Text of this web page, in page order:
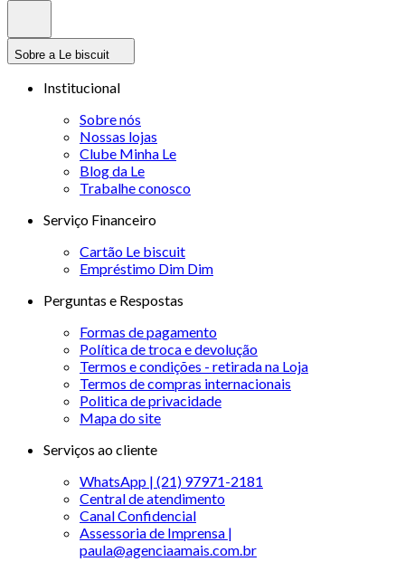
Sobre a Le biscuit
Institucional
Sobre nós
Nossas lojas
Clube Minha Le
Blog da Le
Trabalhe conosco
Serviço Financeiro
Cartão Le biscuit
Empréstimo Dim Dim
Perguntas e Respostas
Formas de pagamento
Política de troca e devolução
Termos e condições - retirada na Loja
Termos de compras internacionais
Politica de privacidade
Mapa do site
Serviços ao cliente
WhatsApp | (21) 97971-2181
Central de atendimento
Canal Confidencial
Assessoria de Imprensa |
paula@agenciaamais.com.br